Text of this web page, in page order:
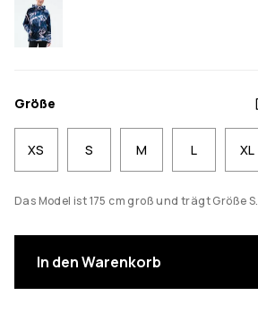
Größe
XS S M L XL
Das Model ist 175 cm groß und trägt Größe S.
In den Warenkorb